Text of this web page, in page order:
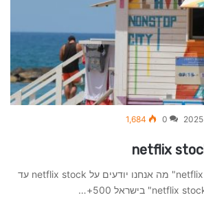
0
1,684
כל החדשות על "netflix stock" מה אנחנו יודעים על netflix stock עד